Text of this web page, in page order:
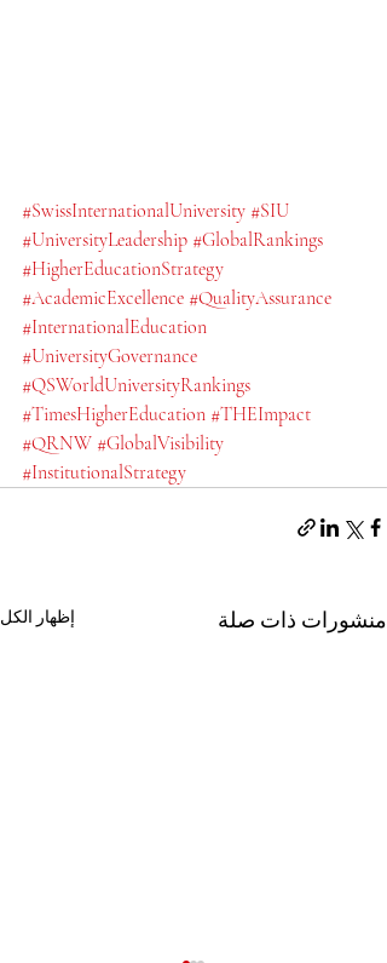
#SwissInternationalUniversity #SIU
#UniversityLeadership #GlobalRankings
#HigherEducationStrategy
#AcademicExcellence #QualityAssurance
#InternationalEducation
#UniversityGovernance
#QSWorldUniversityRankings
#TimesHigherEducation #THEImpact
#QRNW #GlobalVisibility
#InstitutionalStrategy
منشورات ذات صلة إظهار الكل